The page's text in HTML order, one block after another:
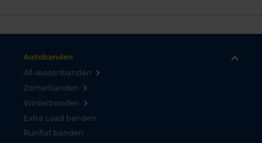
Autobanden
All-seasonbanden
Zomerbanden
Winterbanden
Extra Load banden
Runflat banden